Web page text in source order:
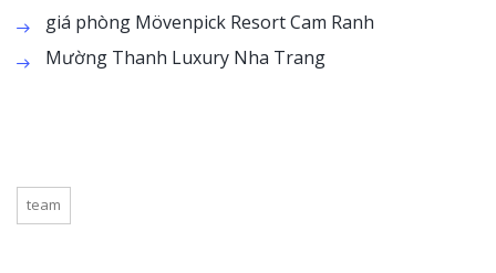
giá phòng Mövenpick Resort Cam Ranh
Mường Thanh Luxury Nha Trang
team